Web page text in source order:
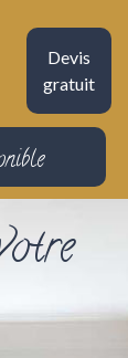
Devis
gratuit